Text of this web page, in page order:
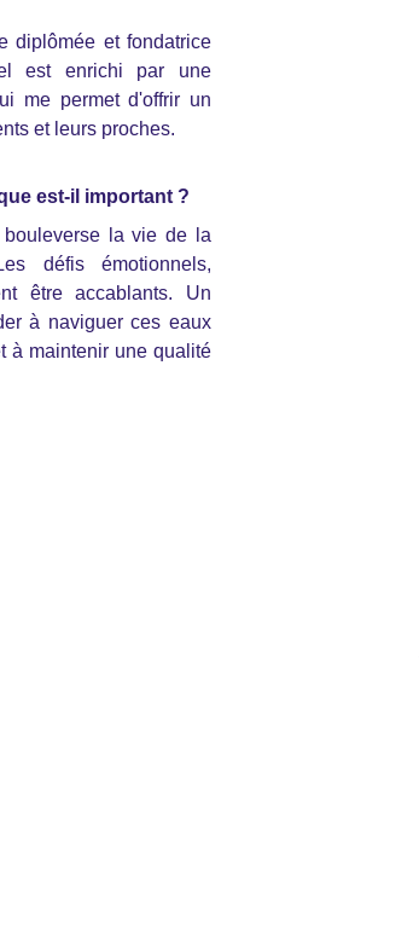
diplômée et fondatrice
est enrichi par une
me permet d'offrir un
et leurs proches.
est-il important ?
la vie de la
défis émotionnels,
être accablants. Un
à naviguer ces eaux
à maintenir une qualité